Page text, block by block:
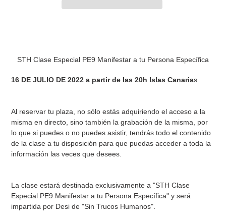
carrito
STH Clase Especial PE9 Manifestar a tu Persona Específica
16 DE JULIO DE 2022 a partir de las 20h Islas Canarias
Al reservar tu plaza, no sólo estás adquiriendo el acceso a la
misma en directo, sino también la grabación de la misma, por
lo que si puedes o no puedes asistir, tendrás todo el contenido
de la clase a tu disposición para que puedas acceder a toda la
información las veces que desees.
La clase estará destinada exclusivamente a "STH Clase
Especial PE9 Manifestar a tu Persona Específica" y será
impartida por Desi de "Sin Trucos Humanos".